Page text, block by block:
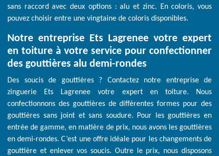
sans raccord avec deux options : alu et zinc. En coloris, vous
pouvez choisir entre une vingtaine de coloris disponibles.
Notre entreprise Ets Lagrenee votre expert
en toiture à votre service pour confectionner
des gouttières alu demi-rondes
Des soucis de gouttières ? Contactez notre entreprise de
zinguerie Ets Lagrenee votre expert en toiture. Nous
confectionnons des gouttières de différentes formes pour des
gouttières sans joint et sans soudure. Pour les gouttières en
entrée de gamme, en matière de prix, nous avons les gouttières
en demi-rondes. C’est une offre idéale pour les changements de
gouttière et enlever vos soucis. Outre le prix, nous disposons